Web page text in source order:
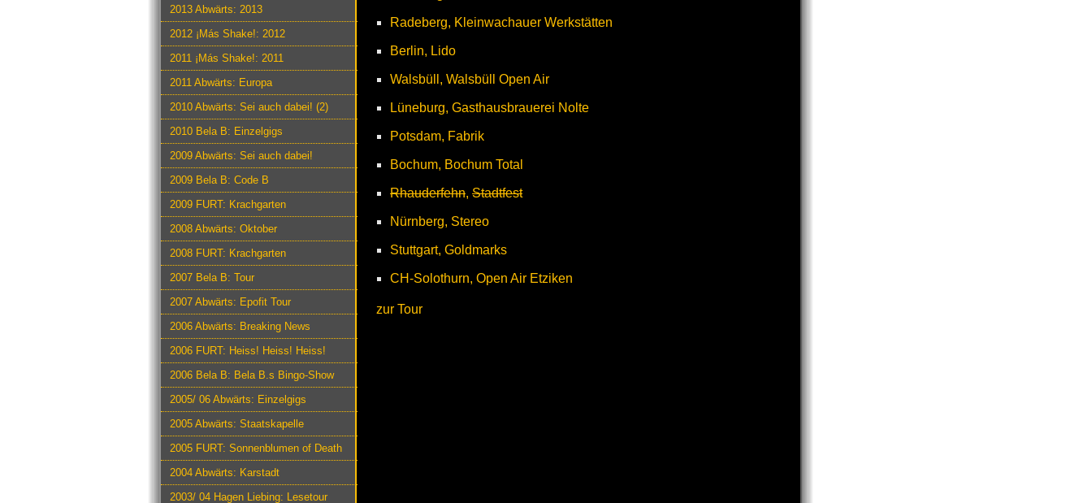
2013 Abwärts: 2013
2012 ¡Más Shake!: 2012
2011 ¡Más Shake!: 2011
2011 Abwärts: Europa
2010 Abwärts: Sei auch dabei! (2)
2010 Bela B: Einzelgigs
2009 Abwärts: Sei auch dabei!
2009 Bela B: Code B
2009 FURT: Krachgarten
2008 Abwärts: Oktober
2008 FURT: Krachgarten
2007 Bela B: Tour
2007 Abwärts: Epofit Tour
2006 Abwärts: Breaking News
2006 FURT: Heiss! Heiss! Heiss!
2006 Bela B: Bela B.s Bingo-Show
2005/ 06 Abwärts: Einzelgigs
2005 Abwärts: Staatskapelle
2005 FURT: Sonnenblumen of Death
2004 Abwärts: Karstadt
2003/ 04 Hagen Liebing: Lesetour
Radeberg, Kleinwachauer Werkstätten
Berlin, Lido
Walsbüll, Walsbüll Open Air
Lüneburg, Gasthausbrauerei Nolte
Potsdam, Fabrik
Bochum, Bochum Total
Rhauderfehn, Stadtfest
Nürnberg, Stereo
Stuttgart, Goldmarks
CH-Solothurn, Open Air Etziken
zur Tour